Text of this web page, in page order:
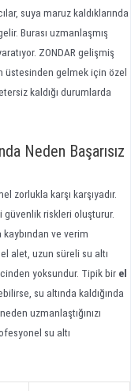
suya maruz kaldıklarında
Burası uzmanlaşmış
ZONDAR gelişmiş
üstesinden gelmek için özel
kaldığı durumlarda
Neden Başarısız
zorlukla karşı karşıyadır.
güvenlik riskleri oluşturur.
ve verim
alet, uzun süreli su altı
yoksundur. Tipik bir el
su altında kaldığında
uzmanlaştığınızı
su altı